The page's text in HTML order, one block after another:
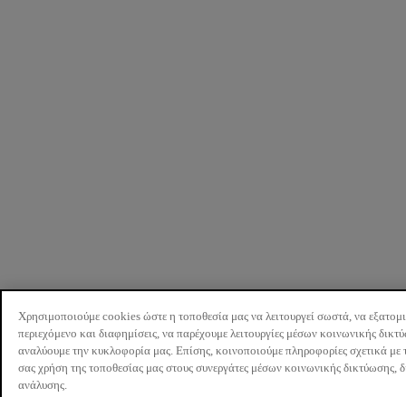
Χρησιμοποιούμε cookies ώστε η τοποθεσία μας να λειτουργεί σωστά, να
περιεχόμενο και διαφημίσεις, να παρέχουμε λειτουργίες μέσων κοινωνικής
αναλύουμε την κυκλοφορία μας. Επίσης, κοινοποιούμε πληροφορίες σχετικά με
σας χρήση της τοποθεσίας μας στους συνεργάτες μέσων κοινωνικής δικτύωσης,
ανάλυσης.